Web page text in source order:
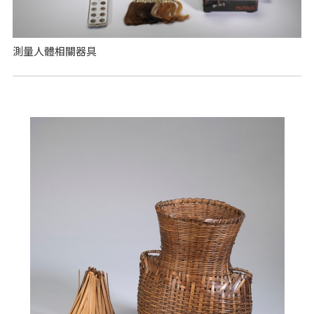
測量人體相關器具